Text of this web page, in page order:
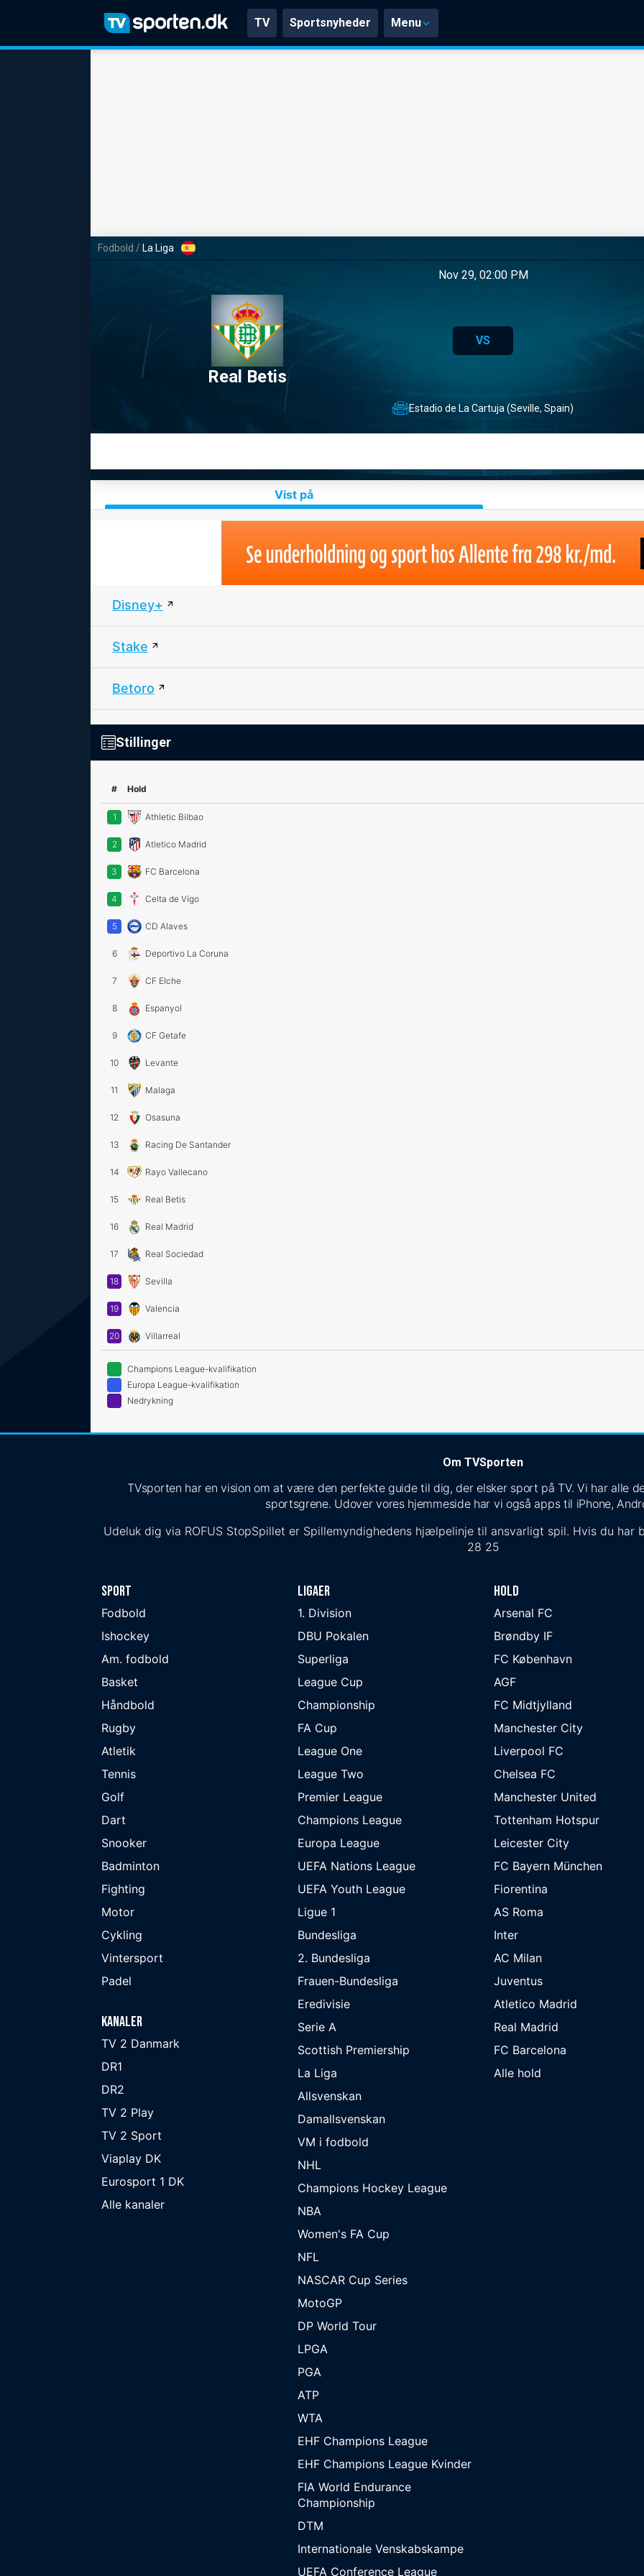
TV Sportsnyheder Menu
Fodbold / La Liga
Nov 29, 02:00 PM
Real Betis
VS
Estadio de La Cartuja (Seville, Spain)
Vist på
Disney+
Stake
Betoro
Stillinger
# Hold
1 Athletic Bilbao
2 Atletico Madrid
3 FC Barcelona
4 Celta de Vigo
5 CD Alaves
6 Deportivo La Coruna
7 CF Elche
8 Espanyol
9 CF Getafe
10 Levante
11 Malaga
12 Osasuna
13 Racing De Santander
14 Rayo Vallecano
15 Real Betis
16 Real Madrid
17 Real Sociedad
18 Sevilla
19 Valencia
20 Villarreal
Champions League-kvalifikation
Europa League-kvalifikation
Nedrykning
Om TVSporten
TVsporten har en vision om at være den perfekte guide til dig, der elsker sport på TV. Vi har alle
sportsgrene. Udover vores hjemmeside har vi også apps til iPhone,
Udeluk dig via ROFUS StopSpillet er Spillemyndighedens hjælpelinje til ansvarligt spil. Hvis du
28 25
Sport
Fodbold
Ishockey
Am. fodbold
Basket
Håndbold
Rugby
Atletik
Tennis
Golf
Dart
Snooker
Badminton
Fighting
Motor
Cykling
Vintersport
Padel
Kanaler
TV 2 Danmark
DR1
DR2
TV 2 Play
TV 2 Sport
Viaplay DK
Eurosport 1 DK
Alle kanaler
Ligaer
1. Division
DBU Pokalen
Superliga
League Cup
Championship
FA Cup
League One
League Two
Premier League
Champions League
Europa League
UEFA Nations League
UEFA Youth League
Ligue 1
Bundesliga
2. Bundesliga
Frauen-Bundesliga
Eredivisie
Serie A
Scottish Premiership
La Liga
Allsvenskan
Damallsvenskan
VM i fodbold
NHL
Champions Hockey League
NBA
Women's FA Cup
NFL
NASCAR Cup Series
MotoGP
DP World Tour
LPGA
PGA
ATP
WTA
EHF Champions League
EHF Champions League Kvinder
FIA World Endurance
Championship
DTM
Internationale Venskabskampe
UEFA Conference League
Hold
Arsenal FC
Brøndby IF
FC København
AGF
FC Midtjylland
Manchester City
Liverpool FC
Chelsea FC
Manchester United
Tottenham Hotspur
Leicester City
FC Bayern München
Fiorentina
AS Roma
Inter
AC Milan
Juventus
Atletico Madrid
Real Madrid
FC Barcelona
Alle hold